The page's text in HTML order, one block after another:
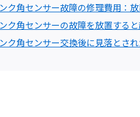
ク角センサー故障の修理費用：
ク角センサーの故障を放置する
ク角センサー交換後に見落とさ